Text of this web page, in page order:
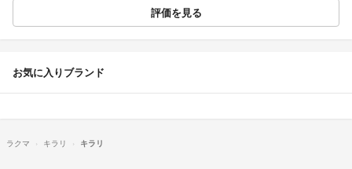
評価を見る
お気に入りブランド
ラクマ キラリ キラリ